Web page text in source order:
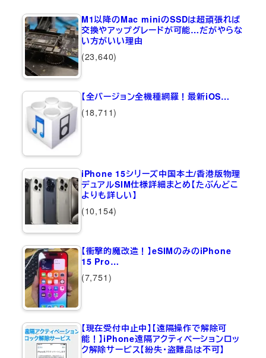
M1以降のMac miniのSSDは超頑張れば
交換やアップグレードが可能…だがやらな
い方がいい理由
(23,640)
【全バージョン全機種網羅！最新iOS…
(18,711)
iPhone 15シリーズ中国本土/香港版物理
デュアルSIM仕様詳細まとめ【たぶんどこ
よりも詳しい】
(10,154)
【衝撃的魔改造！】eSIMのみのiPhone
15 Pro…
(7,751)
【現在受付中止中】【遠隔操作で解除可
能！】iPhone遠隔アクティベーションロッ
ク解除サービス【紛失・盗難品は不可】